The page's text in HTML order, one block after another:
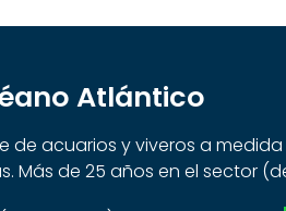
Atlántico
acuarios y viveros a
de 25 años en el sector